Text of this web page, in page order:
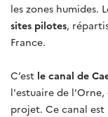
les zones humides.
sites pilotes,
France.
C’est le canal de
l'estuaire de l'Orne,
projet. Ce canal